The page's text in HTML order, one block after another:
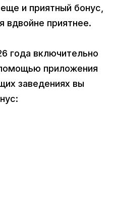
и приятный бонус,
вдвойне приятнее.
года включительно
приложения
заведениях вы